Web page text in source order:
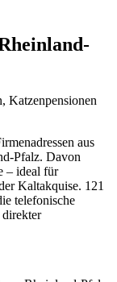
Katzenpensionen
aus
Pfalz. Davon
– ideal für
Kaltakquise. 121
telefonische